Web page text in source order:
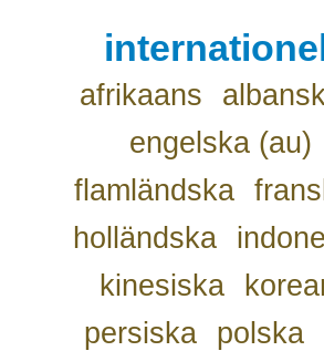
afrikaans
engelska (au)
flamländska
holländska
kinesiska
persiska
polska